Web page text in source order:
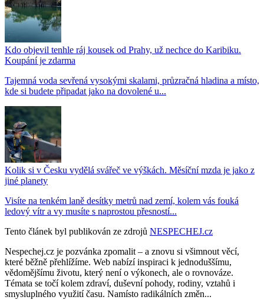
Kdo objevil tenhle ráj kousek od Prahy, už nechce do Karibiku.
Koupání je zdarma
Tajemná voda sevřená vysokými skalami, průzračná hladina a místo,
kde si budete připadat jako na dovolené u...
Kolik si v Česku vydělá svářeč ve výškách. Měsíční mzda je jako z
jiné planety
Visíte na tenkém laně desítky metrů nad zemí, kolem vás fouká
ledový vítr a vy musíte s naprostou přesností...
Tento článek byl publikován ze zdrojů NESPECHEJ.cz
Nespechej.cz je pozvánka zpomalit – a znovu si všimnout věcí,
které běžně přehlížíme. Web nabízí inspiraci k jednoduššímu,
vědomějšímu životu, který není o výkonech, ale o rovnováze.
Témata se točí kolem zdraví, duševní pohody, rodiny, vztahů i
smysluplného využití času. Namísto radikálních změn...